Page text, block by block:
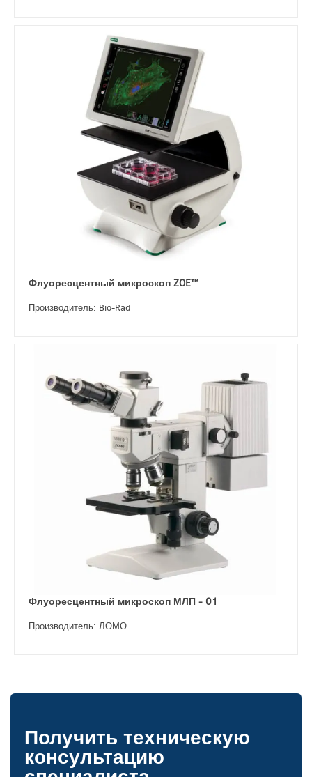
Флуоресцентный микроскоп ZOE™
Производитель: Bio-Rad
Флуоресцентный микроскоп МЛП - 01
Производитель: ЛОМО
Получить техническую
консультацию